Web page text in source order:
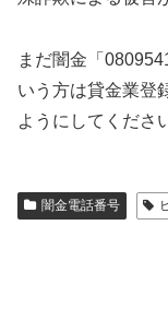
まだ闇金「
いう方は貸金業登
ようにしてくださ
闇金電話番号